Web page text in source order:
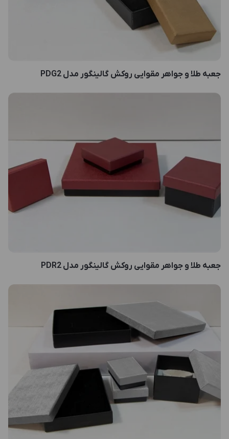
جعبه طلا و جواهر مقوایی روکش گالینگور مدل PDG2
جعبه طلا و جواهر مقوایی روکش گالینگور مدل PDR2